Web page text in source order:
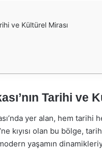
ve Kültürel Mirası
Tarihi ve
yer alan, hem
kıyısı olan bu bölge,
yaşamın